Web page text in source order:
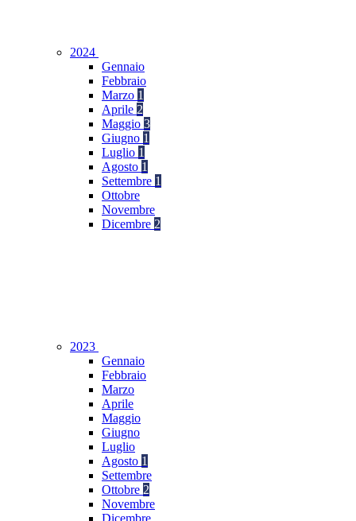
2024
Gennaio
Febbraio
Marzo 1
Aprile 2
Maggio 3
Giugno 1
Luglio 1
Agosto 1
Settembre 1
Ottobre
Novembre
Dicembre 2
2023
Gennaio
Febbraio
Marzo
Aprile
Maggio
Giugno
Luglio
Agosto 1
Settembre
Ottobre 2
Novembre